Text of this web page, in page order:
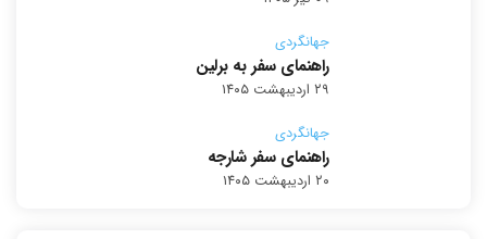
جهانگردی
راهنمای سفر به برلین
۲۹ اردیبهشت ۱۴۰۵
جهانگردی
راهنمای سفر شارجه
۲۰ اردیبهشت ۱۴۰۵